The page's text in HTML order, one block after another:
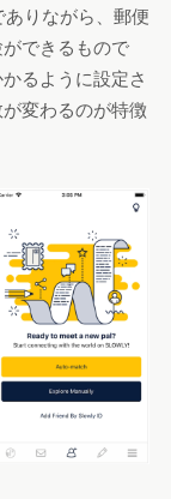
りながら、郵便
できるもので
るように設定さ
変わるのが特徴